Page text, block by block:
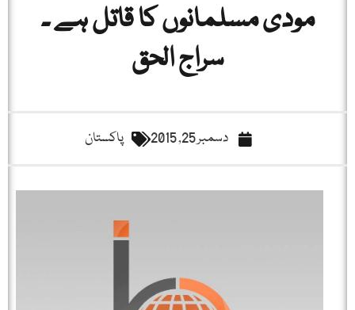
مودی مسلمانوں کا قاتل ہے ۔
سراج الحق
دسمبر 25, 2015 پاکستان